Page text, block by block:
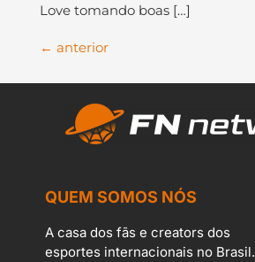
Love tomando boas […]
← anterior
QUEM SOMOS NÓS
A casa dos fãs e creators dos
esportes internacionais no Brasil.